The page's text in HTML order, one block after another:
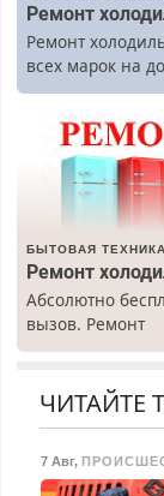
Ремонт
Ремонт
всех марок на
БЫТОВАЯ ТЕХНИКА
Ремонт
Абсолютно
вызов. Ремонт
холодильников
гарантией. Все
40%. Мастер со
ЧИТАЙТЕ
7 Авг,